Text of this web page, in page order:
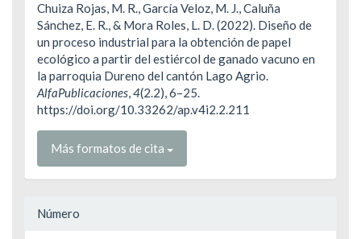
artículo
Chuiza Rojas, M. R., García Veloz, M. J., Caluña
Sánchez, E. R., & Mora Roles, L. D. (2022). Diseño de
un proceso industrial para la obtención de papel
ecológico a partir del estiércol de ganado vacuno en
la parroquia Dureno del cantón Lago Agrio.
AlfaPublicaciones,4(2.2), 6–25.
https://doi.org/10.33262/ap.v4i2.2.211
Más formatos de cita
Número